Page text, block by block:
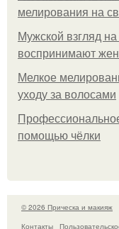
мелирования на
Мужской взгляд
воспринимают
Мелкое
уходу за волосами
помощью чёлки
© 2026 Прическа и макияж
Контакты